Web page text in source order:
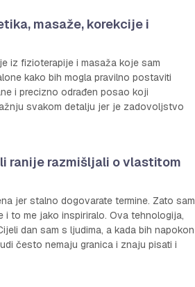
masaže, korekcije i
iz fizioterapije i masaža koje sam
kako bih mogla pravilno postaviti
i precizno odrađen posao koji
svakom detalju jer je zadovoljstvo
ranije razmišljali o vlastitom
jer stalno dogovarate termine. Zato sam
i to me jako inspiriralo. Ova tehnologija,
dan sam s ljudima, a kada bih napokon
često nemaju granica i znaju pisati i